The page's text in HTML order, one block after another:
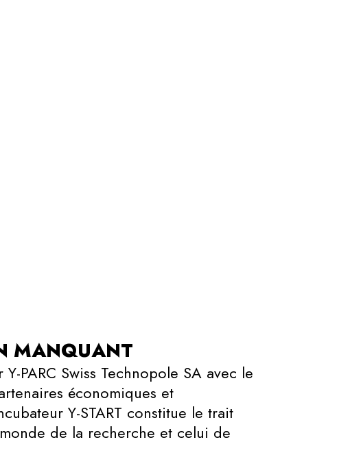
MANQUANT
PARC Swiss Technopole SA avec le
économiques et
Y-START constitue le trait
de la recherche et celui de